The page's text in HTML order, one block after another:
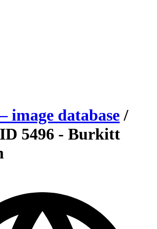
image database /
5496 - Burkitt